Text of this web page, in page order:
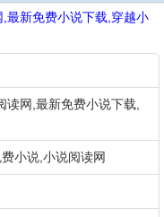
最新免费小说下载,穿越小
网,最新免费小说下载,
小说,小说阅读网